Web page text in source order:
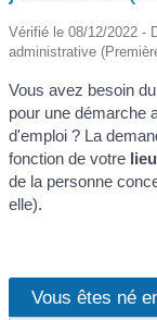
Vérifié le 08/12/2022 -
administrative
Vous avez besoin
pour une démarche
d'emploi ? La
fonction de votre
de la personne
elle).
Vous êtes né